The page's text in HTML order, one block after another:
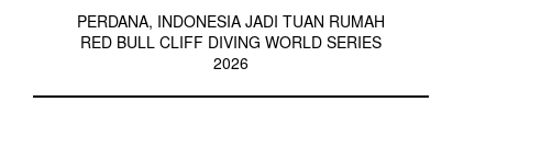
PERDANA, INDONESIA JADI TUAN RUMAH
RED BULL CLIFF DIVING WORLD SERIES
2026